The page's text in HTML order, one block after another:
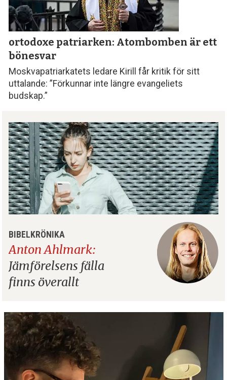
ortodoxe patriarken: Atombomben är ett
bönesvar
Moskvapatriarkatets ledare Kirill får kritik för sitt
uttalande: ”Förkunnar inte längre evangeliets
budskap.”
BIBELKRÖNIKA
Anton Ahlmark:
Jämförelsens fälla
finns överallt